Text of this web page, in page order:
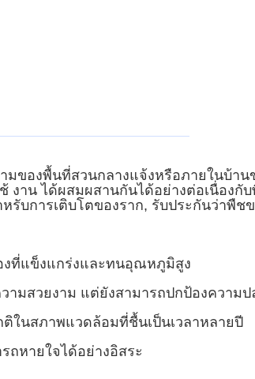
มของพื้นที่สวนกลางแจ้งหรือภายในบ้าน
งาน ได้ผสมผสานกันได้อย่างต่อเนื่องกั
บการเติบโตของราก, รับประกันว่าพืช
งที่แข็งแกร่งและทนอุณหภูมิสูง
ามสวยงาม แต่ยังสามารถปกป้องความ
ในสภาพแวดล้อมที่ชื้นเป็นเวลาหลายปี
ถหายใจได้อย่างอิสระ